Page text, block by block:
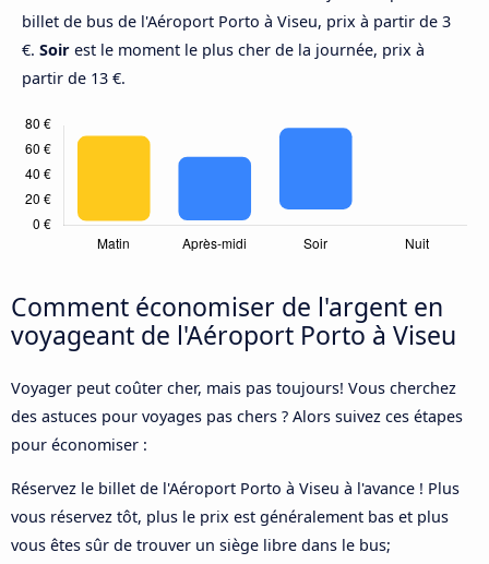
billet de bus de l'Aéroport Porto à Viseu, prix à partir de 3
€. Soir est le moment le plus cher de la journée, prix à
partir de 13 €.
Comment économiser de l'argent en
voyageant de l'Aéroport Porto à Viseu
Voyager peut coûter cher, mais pas toujours! Vous cherchez
des astuces pour voyages pas chers ? Alors suivez ces étapes
pour économiser :
Réservez le billet de l'Aéroport Porto à Viseu à l'avance ! Plus
vous réservez tôt, plus le prix est généralement bas et plus
vous êtes sûr de trouver un siège libre dans le bus;